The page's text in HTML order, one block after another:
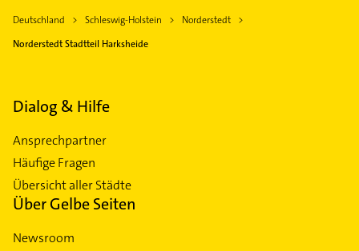
Deutschland Schleswig-Holstein
Norderstedt
Norderstedt Stadtteil Harksheide
Dialog & Hilfe
Ansprechpartner
Häufige Fragen
Übersicht aller Städte
Über Gelbe Seiten
Newsroom